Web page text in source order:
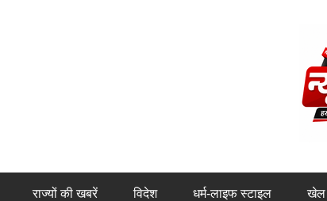
राज्यों की खबरें विदेश धर्म-लाइफ स्टाइल खेल